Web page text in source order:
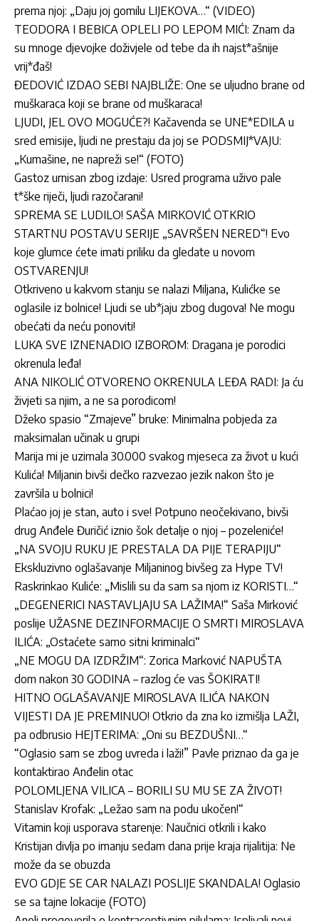
prema njoj: „Daju joj gomilu LIJEKOVA…“ (VIDEO)
TEODORA I BEBICA OPLELI PO LEPOM MIĆI: Znam da
su mnoge djevojke doživjele od tebe da ih najst*ašnije
vrij*đaš!
ĐEDOVIĆ IZDAO SEBI NAJBLIŽE: One se uljudno brane od
muškaraca koji se brane od muškaraca!
LJUDI, JEL OVO MOGUĆE?! Kačavenda se UNE*EDILA u
sred emisije, ljudi ne prestaju da joj se PODSMIJ*VAJU:
„Kumašine, ne napreži se!“ (FOTO)
Gastoz urnisan zbog izdaje: Usred programa uživo pale
t*ške riječi, ljudi razočarani!
SPREMA SE LUDILO! SAŠA MIRKOVIĆ OTKRIO
STARTNU POSTAVU SERIJE „SAVRŠEN NERED“! Evo
koje glumce ćete imati priliku da gledate u novom
OSTVARENJU!
Otkriveno u kakvom stanju se nalazi Miljana, Kulićke se
oglasile iz bolnice! Ljudi se ub*jaju zbog dugova! Ne mogu
obećati da neću ponoviti!
LUKA SVE IZNENADIO IZBOROM: Dragana je porodici
okrenula leđa!
ANA NIKOLIĆ OTVORENO OKRENULA LEĐA RADI: Ja ću
živjeti sa njim, a ne sa porodicom!
Džeko spasio “Zmajeve” bruke: Minimalna pobjeda za
maksimalan učinak u grupi
Marija mi je uzimala 30.000 svakog mjeseca za život u kući
Kulića! Miljanin bivši dečko razvezao jezik nakon što je
završila u bolnici!
Plaćao joj je stan, auto i sve! Potpuno neočekivano, bivši
drug Anđele Đuričić iznio šok detalje o njoj – pozeleniće!
„NA SVOJU RUKU JE PRESTALA DA PIJE TERAPIJU“
Ekskluzivno oglašavanje Miljaninog bivšeg za Hype TV!
Raskrinkao Kuliće: „Mislili su da sam sa njom iz KORISTI…“
„DEGENERICI NASTAVLJAJU SA LAŽIMA!“ Saša Mirković
poslije UŽASNE DEZINFORMACIJE O SMRTI MIROSLAVA
ILIĆA: „Ostaćete samo sitni kriminalci“
„NE MOGU DA IZDRŽIM“: Zorica Marković NAPUŠTA
dom nakon 30 GODINA – razlog će vas ŠOKIRATI!
HITNO OGLAŠAVANJE MIROSLAVA ILIĆA NAKON
VIJESTI DA JE PREMINUO! Otkrio da zna ko izmišlja LAŽI,
pa odbrusio HEJTERIMA: „Oni su BEZDUŠNI…“
“Oglasio sam se zbog uvreda i laži!” Pavle priznao da ga je
kontaktirao Anđelin otac
POLOMLJENA VILICA – BORILI SU MU SE ZA ŽIVOT!
Stanislav Krofak: „Ležao sam na podu ukočen!“
Vitamin koji usporava starenje: Naučnici otkrili i kako
Kristijan divlja po imanju sedam dana prije kraja rijalitija: Ne
može da se obuzda
EVO GDJE SE CAR NALAZI POSLIJE SKANDALA! Oglasio
se sa tajne lokacije (FOTO)